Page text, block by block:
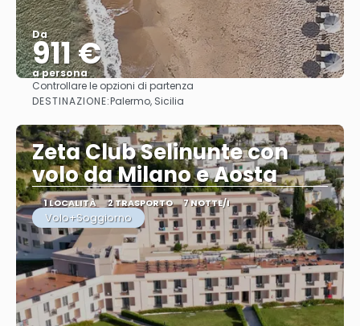
Da
911 €
a persona
Vedere
Controllare le opzioni di partenza
DESTINAZIONE:Palermo, Sicilia
Zeta Club Selinunte con
volo da Milano e Aosta
1 LOCALITÀ 2 TRASPORTO 7 NOTTE/I
Volo+Soggiorno